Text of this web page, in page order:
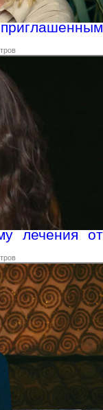
лечения от